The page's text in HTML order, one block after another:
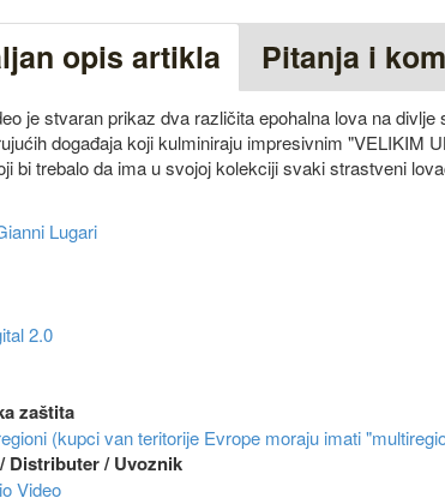
opis artikla Pitanja i
je stvaran prikaz dva različita epohalna lova na
događaja koji kulminiraju impresivnim "VELIKIM
bi trebalo da ima u svojoj kolekciji svaki strastveni
Lugari
2.0
zaštita
(kupci van teritorije Evrope moraju imati
Distributer / Uvoznik
Video